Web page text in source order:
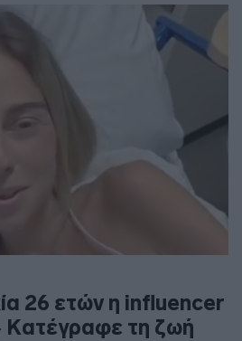
26 ετών η influencer
Kατέγραφε τη ζωή